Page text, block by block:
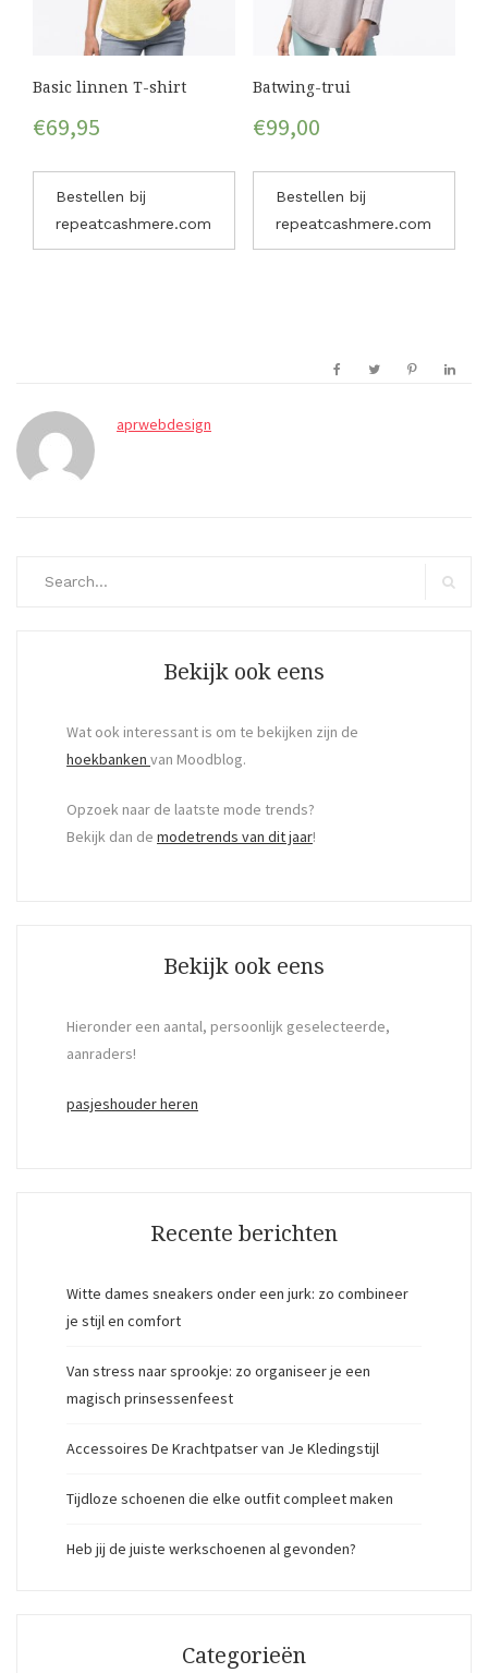
Basic linnen T-shirt
€69,95
Bestellen bij
repeatcashmere.com
Batwing-trui
€99,00
Bestellen bij
repeatcashmere.com
aprwebdesign
Bekijk ook eens
Wat ook interessant is om te bekijken zijn de
hoekbanken van Moodblog.
Opzoek naar de laatste mode trends?
Bekijk dan de modetrends van dit jaar!
Bekijk ook eens
Hieronder een aantal, persoonlijk geselecteerde,
aanraders!
pasjeshouder heren
Recente berichten
Witte dames sneakers onder een jurk: zo combineer
je stijl en comfort
Van stress naar sprookje: zo organiseer je een
magisch prinsessenfeest
Accessoires De Krachtpatser van Je Kledingstijl
Tijdloze schoenen die elke outfit compleet maken
Heb jij de juiste werkschoenen al gevonden?
Categorieën